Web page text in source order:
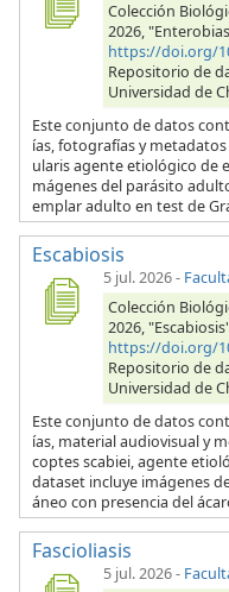
Colección
2026,
https://doi.org/
Repositorio de
Universidad de
Este conjunto de datos
ías, fotografías y
ularis agente etiológico de
mágenes del parásito
emplar adulto en test de
Escabiosis
5 jul. 2026-
Colección
2026,
https://doi.org/
Repositorio de
Universidad de
Este conjunto de datos
ías, material audiovisual y
coptes scabiei, agente
dataset incluye imágenes
áneo con presencia del
Fascioliasis
5 jul. 2026-